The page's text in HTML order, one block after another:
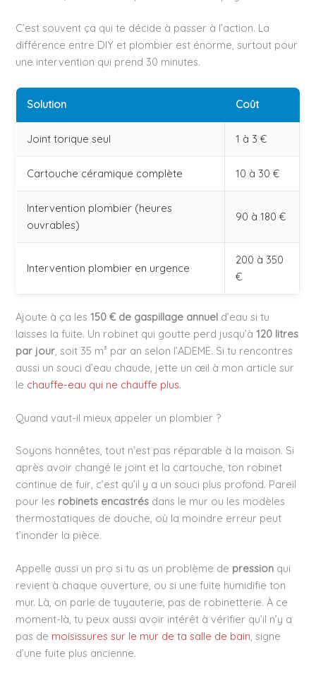
C’est souvent ça qui te décide à passer à l’action. La
différence entre DIY et plombier est énorme, surtout pour
une intervention qui prend 30 minutes.
Solution Coût
Joint torique seul 1 à 3 €
Cartouche céramique complète 10 à 30 €
Intervention plombier (heures
ouvrables)
90 à 180 €
Intervention plombier en urgence
200 à 350
€
Ajoute à ça les150 € de gaspillage annuel d’eau si tu
laisses la fuite. Un robinet qui goutte perd jusqu’à120 litres
par jour, soit 35 m³ par an selon l’ADEME. Si tu rencontres
aussi un souci d’eau chaude, jette un œil à mon article sur
le chauffe-eau qui ne chauffe plus.
Quand vaut-il mieux appeler un plombier ?
Soyons honnêtes, tout n’est pas réparable à la maison. Si
après avoir changé le joint et la cartouche, ton robinet
continue de fuir, c’est qu’il y a un souci plus profond. Pareil
pour les robinets encastrés dans le mur ou les modèles
thermostatiques de douche, où la moindre erreur peut
t’inonder la pièce.
Appelle aussi un pro si tu as un problème de pression qui
revient à chaque ouverture, ou si une fuite humidifie ton
mur. Là, on parle de tuyauterie, pas de robinetterie. À ce
moment-là, tu peux aussi avoir intérêt à vérifier qu’il n’y a
pas de moisissures sur le mur de ta salle de bain, signe
d’une fuite plus ancienne.